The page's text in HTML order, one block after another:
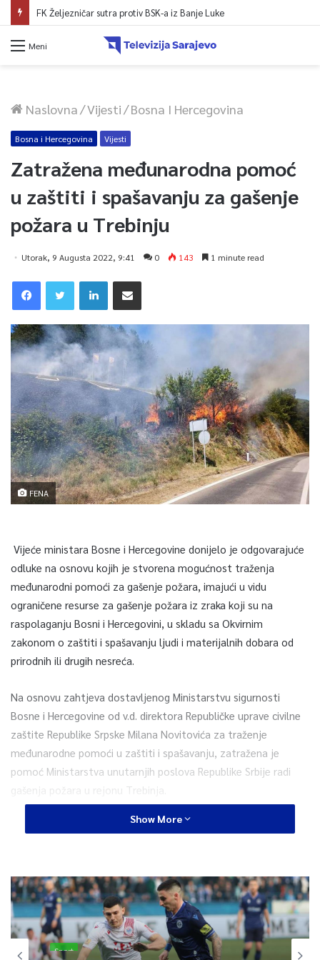
FK Željezničar sutra protiv BSK-a iz Banje Luke
Meni
Naslovna/Vijesti/Bosna I Hercegovina
Bosna i Hercegovina Vijesti
Zatražena međunarodna pomoć
u zaštiti i spašavanju za gašenje
požara u Trebinju
Utorak, 9 Augusta 2022, 9:41 0 143 1 minute read
FENA
Vijeće ministara Bosne i Hercegovine donijelo je odgovarajuće
odluke na osnovu kojih je stvorena mogućnost traženja
međunarodni pomoći za gašenje požara, imajući u vidu
ograničene resurse za gašenje požara iz zraka koji su na
raspolaganju Bosni i Hercegovini, u skladu sa Okvirnim
zakonom o zaštiti i spašavanju ljudi i materijalnih dobara od
prirodnih ili drugih nesreća.
Na osnovu zahtjeva dostavljenog Ministarstvu sigurnosti
Bosne i Hercegovine od v.d. direktora Republičke uprave civilne
zaštite Republike Srpske Milana Novitovića za traženje
međunarodne pomoći u zaštiti i spašavanju, zatražena je
pomoć Ministarstva unutarnjih poslova Republike Srbije radi
gašenja požara u rejonu Trebinja.
U zahtjevu Republičke uprave civilne zaštite Republike Srpske
bili raspoloživi.
Zahtjev za traženje međunarodne pomoći dostavljen je u
skladu sa Sporazumom između Vijeća ministara Bosne i
Hercegovine i Vlade Republike Srbije o saradnji u zaštiti od
Show More
Sport